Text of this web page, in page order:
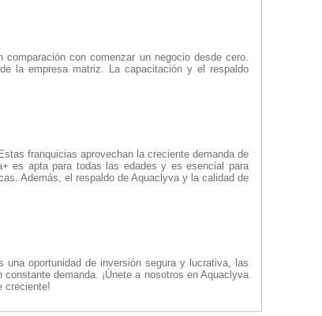
con comenzar un negocio desde cero.
la empresa matriz. La capacitación y el respaldo
franquicias aprovechan la creciente demanda de
es apta para todas las edades y es esencial para
Además, el respaldo de Aquaclyva y la calidad de
oportunidad de inversión segura y lucrativa, las
demanda. ¡Únete a nosotros en Aquaclyva
creciente!